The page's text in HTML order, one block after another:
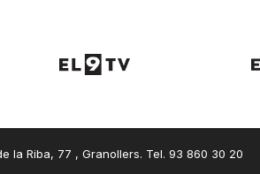
la Riba, 77 , Granollers. Tel. 93 860 30 20